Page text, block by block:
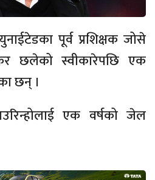
पूर्व प्रशिक्षक जोसे
छलेको स्वीकारेपछि एक
छन् ।
एक वर्षको जेल